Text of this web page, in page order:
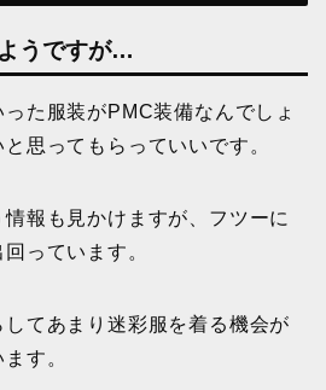
うですが…
た服装がPMC装備なんでしょ
思ってもらっていいです。
報も見かけますが、フツーに
っています。
てあまり迷彩服を着る機会が
す。